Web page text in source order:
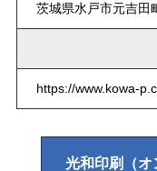
茨城県水戸市元吉田
https://www.kowa-
光和印刷（オ